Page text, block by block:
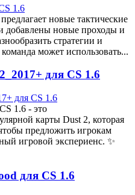
новые тактические
добавлены новые проходы и
стратегии и
может использовать...
для CS 1.6
1.6 - это
карты Dust 2, которая
предложить игрокам
игровой экспериенс. ✨
для CS 1.6